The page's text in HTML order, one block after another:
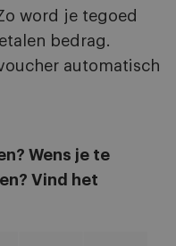
word je tegoed
bedrag.
automatisch
Wens je te
Vind het